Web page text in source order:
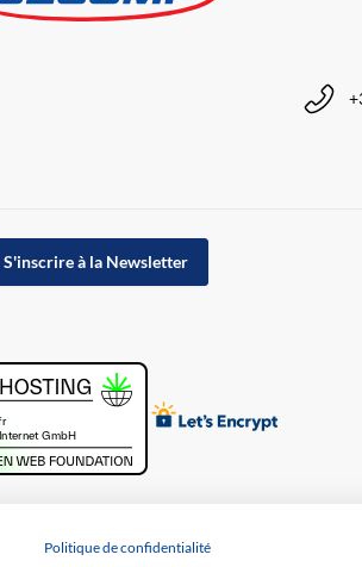
S'inscrire à la Newsletter
Politique de confidentialité